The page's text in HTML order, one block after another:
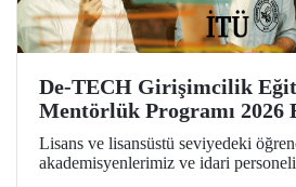
De-TECH Girişimcilik
Mentörlük Programı 2026
Başladı
Lisans ve lisansüstü seviyedeki
akademisyenlerimiz ve idari